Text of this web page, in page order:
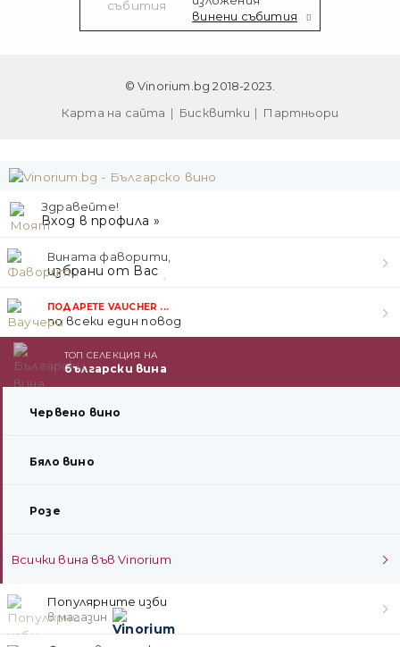
винени събития
© Vinorium.bg 2018-2023.
Карта на сайта
Бисквитки Партньори
Здравейте!
Вход в профила »
Вината фаворити,
избрани от Вас
ПОДАРЕТЕ VAUCHER ...
по всеки един повод
ТОП СЕЛЕКЦИЯ НА
български вина
Червено вино
Бяло вино
Розе
Всички вина във Vinorium
Популярните изби
в магазин